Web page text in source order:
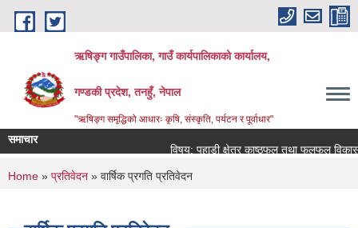
Skip to main content
ऋषिङ्ग गाउँपालिका, गाउँ कार्यपालिकाको कार्यालय,
गण्डकी प्रदेश, तनहुँ, नेपाल
"ऋषिङ्ग समृद्धिको आधारः कृषि, संस्कृति, पर्यटन र पूर्वाधार"
समाचार
विषय: पहाडी क्षेत्र काष्ठफल तथा फलफूल
You are here
Home » प्रतिवेदन » वार्षिक प्रगति प्रतिवेदन